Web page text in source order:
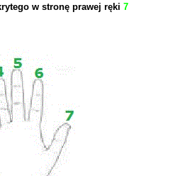
w stronę prawej ręki 7